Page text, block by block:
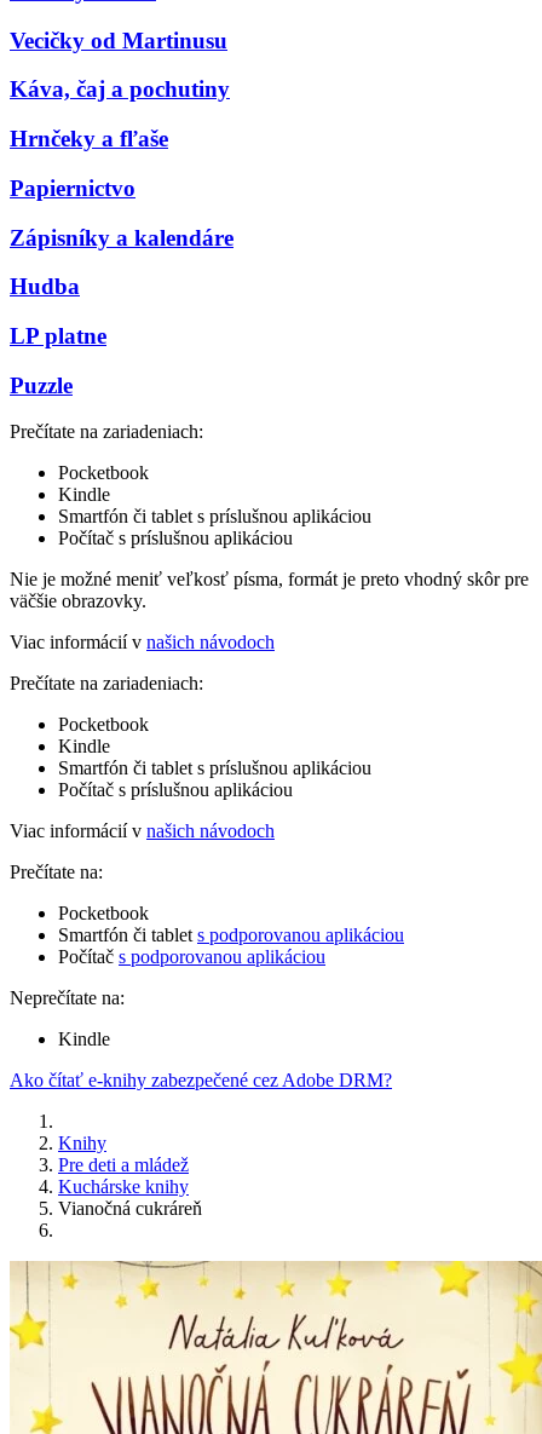
Vecičky od Martinusu
Káva, čaj a pochutiny
Hrnčeky a fľaše
Papiernictvo
Zápisníky a kalendáre
Hudba
LP platne
Puzzle
Prečítate na zariadeniach:
Pocketbook
Kindle
Smartfón či tablet s príslušnou aplikáciou
Počítač s príslušnou aplikáciou
Nie je možné meniť veľkosť písma, formát je preto vhodný skôr pre
väčšie obrazovky.
Viac informácií v našich návodoch
Prečítate na zariadeniach:
Pocketbook
Kindle
Smartfón či tablet s príslušnou aplikáciou
Počítač s príslušnou aplikáciou
Viac informácií v našich návodoch
Prečítate na:
Pocketbook
Smartfón či tablet s podporovanou aplikáciou
Počítač s podporovanou aplikáciou
Neprečítate na:
Kindle
Ako čítať e-knihy zabezpečené cez Adobe DRM?
Knihy
Pre deti a mládež
Kuchárske knihy
Vianočná cukráreň